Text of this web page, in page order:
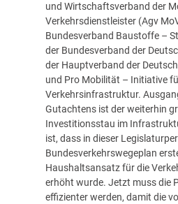
und Wirtschaftsverband der
Verkehrsdienstleister (Agv
Bundesverband Baustoffe –
der Bundesverband der
der Hauptverband der
und Pro Mobilität – Initiative
Verkehrsinfrastruktur.
Gutachtens ist der weiterhin
Investitionsstau im
ist, dass in dieser
Bundesverkehrswegeplan
Haushaltsansatz für die
erhöht wurde. Jetzt muss die
effizienter werden, damit die